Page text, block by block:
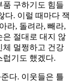
품 구하기도 힘들
다. 이럴 때마다 잭
라, 돌려라, 빼라,
은 절대로 대지 않
체 멀쩡하고 건강
럽기도 했겠다.
다. 이웃들은 틀